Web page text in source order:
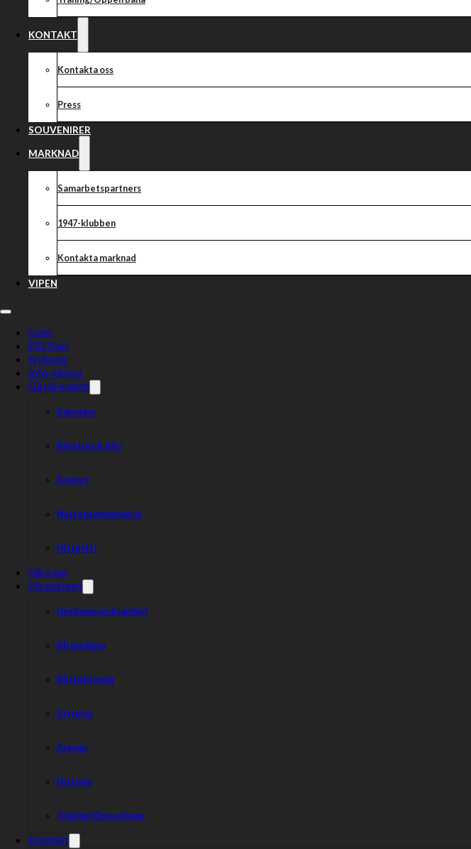
KONTAKT
Kontakta oss
Press
SOUVENIRER
MARKNAD
Samarbetspartners
1947-klubben
Kontakta marknad
VIPEN
Hem
ESS Play
Nyheter
Info väskor
Gå på match
Kalender
Biljetter & Info
Årskort
Nästa hemmamatch
Hitta hit!
Våra lag
Föreningen
Ungdomsverksamhet
Bli medlem
Bli funktionär
Styrelse
Arenan
Historia
Träning/Öppen bana
Kontakt